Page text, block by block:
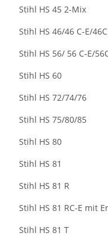
Stihl HS 45 2-Mix
Stihl HS 46/46 C-E/46C
Stihl HS 56/ 56 C-E/
Stihl HS 60
Stihl HS 72/74/76
Stihl HS 75/80/85
Stihl HS 80
Stihl HS 81
Stihl HS 81 R
Stihl HS 81 RC-E mit
Stihl HS 81 T